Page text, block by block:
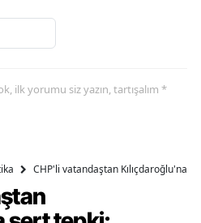
ilk yorumu siz yazın, tartışalım *
CHP'li vatandaştan Kılıçdaroğlu'na